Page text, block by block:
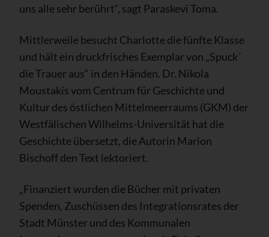
uns alle sehr berührt“, sagt Paraskevi Toma.
Mittlerweile besucht Charlotte die fünfte Klasse
und hält ein druckfrisches Exemplar von „Spuck´
die Trauer aus“ in den Händen. Dr. Nikola
Moustakis vom Centrum für Geschichte und
Kultur des östlichen Mittelmeerraums (GKM) der
Westfälischen Wilhelms-Universität hat die
Geschichte übersetzt, die Autorin Marion
Bischoff den Text lektoriert.
„Finanziert wurden die Bücher mit privaten
Spenden, Zuschüssen des Integrationsrates der
Stadt Münster und des Kommunalen